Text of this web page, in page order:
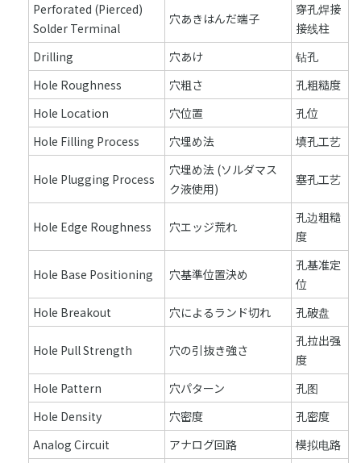
Perforated (Pierced)
Solder Terminal
穴あきはんだ端子
穿孔焊接
接线柱
Drilling
穴あけ
钻孔
Hole Roughness
穴粗さ
孔粗糙度
Hole Location
穴位置
孔位
Hole Filling Process
穴埋め法 填孔工艺
Hole Plugging Process
穴埋め法 (ソルダマス
ク液使用)
塞孔工艺
Hole Edge Roughness 穴エッジ荒れ
孔边粗糙
度
Hole Base Positioning 穴基準位置決め
孔基准定
位
Hole Breakout
穴によるランド切れ 孔破盘
Hole Pull Strength 穴の引抜き強さ
孔拉出强
度
Hole Pattern
穴パターン
孔图
Hole Density
穴密度
孔密度
Analog Circuit
アナログ回路 模拟电路